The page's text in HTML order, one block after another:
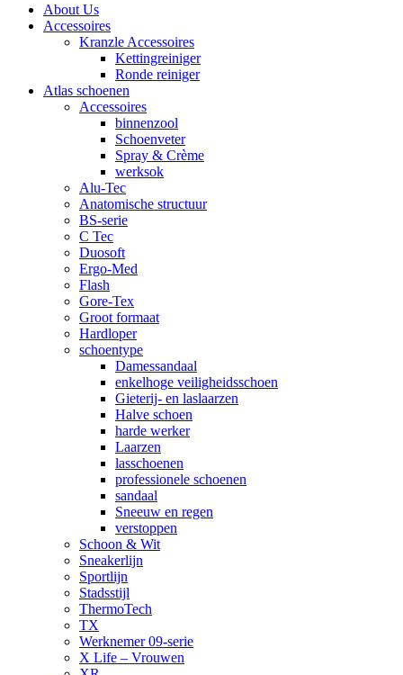
About Us
Accessoires
Kranzle Accessoires
Kettingreiniger
Ronde reiniger
Atlas schoenen
Accessoires
binnenzool
Schoenveter
Spray & Crème
werksok
Alu-Tec
Anatomische structuur
BS-serie
C Tec
Duosoft
Ergo-Med
Flash
Gore-Tex
Groot formaat
Hardloper
schoentype
Damessandaal
enkelhoge veiligheidsschoen
Gieterij- en laslaarzen
Halve schoen
harde werker
Laarzen
lasschoenen
professionele schoenen
sandaal
Sneeuw en regen
verstoppen
Schoon & Wit
Sneakerlijn
Sportlijn
Stadsstijl
ThermoTech
TX
Werknemer 09-serie
X Life – Vrouwen